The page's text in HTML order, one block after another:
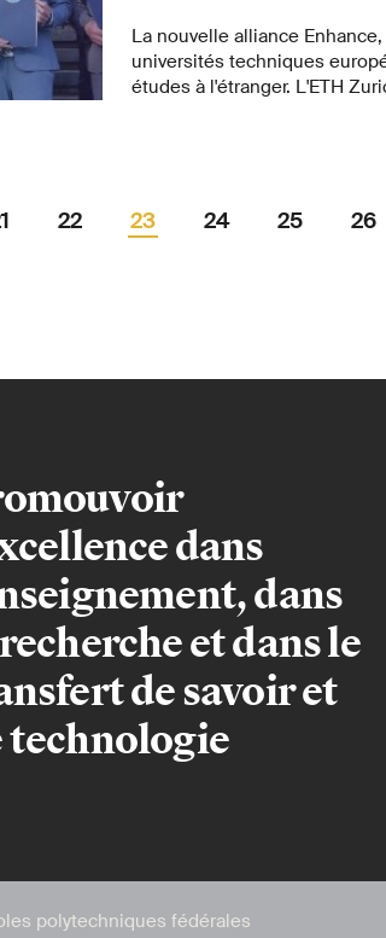
La nouvelle alliance
universités techniques
études à l'étranger. L'ETH
22 23 24 25 26
dans
dans
et dans le
de savoir et
technologie
polytechniques fédérales